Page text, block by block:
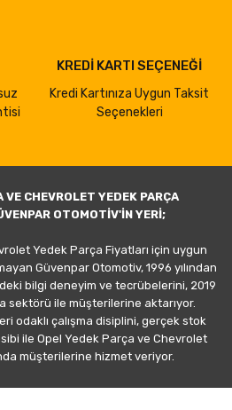
KREDİ KARTI SEÇENEĞİ
Kredi Kartınıza Uygun Taksit
Seçenekleri
VE CHEVROLET YEDEK PARÇA
OTOMOTİV'İN YERİ;
Yedek Parça Fiyatları için uygun
Güvenpar Otomotiv, 1996 yılından
bilgi deneyim ve tecrübelerini, 2019
sektörü ile müşterilerine aktarıyor.
odaklı çalışma disiplini, gerçek stok
ile Opel Yedek Parça ve Chevrolet
müşterilerine hizmet veriyor.